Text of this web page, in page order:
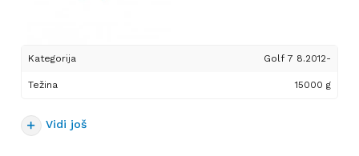
Kategorija Golf 7 8.2012-
Težina 15000 g
Vidi još